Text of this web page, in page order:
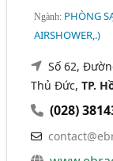
Ngành: PHÒNG
AIRSHOWER,.)
Số 62,
Thủ Đức,TP.
(028)